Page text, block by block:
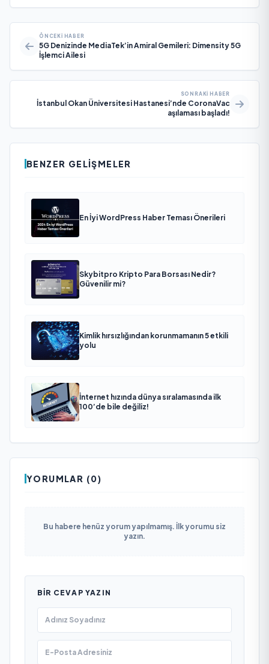
ÖNCEKI HABER
5G Denizinde MediaTek’in Amiral Gemileri: Dimensity 5G
İşlemci Ailesi
SONRAKI HABER
İstanbul Okan Üniversitesi Hastanesi’nde CoronaVac
aşılaması başladı!
BENZER GELIŞMELER
En İyi WordPress Haber Teması Önerileri
Skybitpro Kripto Para Borsası Nedir?
Güvenilir mi?
Kimlik hırsızlığından korunmamanın 5 etkili
yolu
İnternet hızında dünya sıralamasında ilk
100’de bile değiliz!
YORUMLAR (0)
Bu habere henüz yorum yapılmamış. İlk yorumu siz
yazın.
BIR CEVAP YAZIN